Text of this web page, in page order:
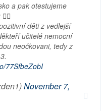
a pak otestujeme
děti z vedlejší
učitelé nemocní
neočkovani, tedy z
77SfbeZobI
November 7,